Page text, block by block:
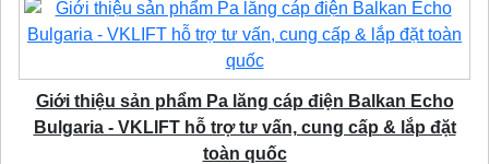
Giới thiệu sản phẩm Pa lăng cáp điện Balkan Echo
Bulgaria - VKLIFT hỗ trợ tư vấn, cung cấp & lắp đặt
toàn quốc